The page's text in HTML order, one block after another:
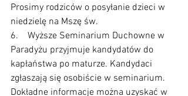
Prosimy rodziców o posyłanie dzieci w
niedzielę na Mszę św.
6.    Wyższe Seminarium Duchowne w
Paradyżu przyjmuje kandydatów do
kapłaństwa po maturze. Kandydaci
zgłaszają się osobiście w seminarium.
Dokładne informacje można uzyskać w